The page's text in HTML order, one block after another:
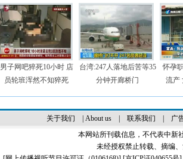
男子网吧猝死10小时 店
员轮班浑然不知猝死
台湾:247人落地后苦等35
分钟开廊桥门
怀孕
流产
关于我们 About us| 联系我们 广
本网站所刊载信息，不代表中新
未经授权禁止转载、摘编